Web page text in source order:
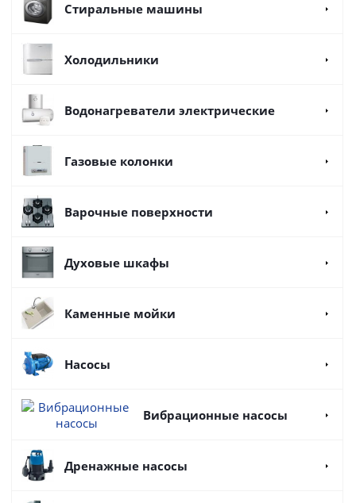
Стиральные машины
Холодильники
Водонагреватели электрические
Газовые колонки
Варочные поверхности
Духовые шкафы
Каменные мойки
Насосы
Вибрационные насосы
Дренажные насосы